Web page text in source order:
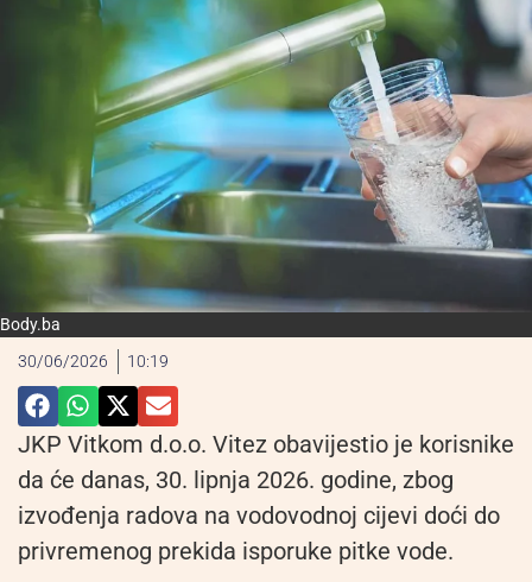
Body.ba
30/06/2026
10:19
JKP Vitkom d.o.o. Vitez obavijestio je korisnike
da će danas, 30. lipnja 2026. godine, zbog
izvođenja radova na vodovodnoj cijevi doći do
privremenog prekida isporuke pitke vode.